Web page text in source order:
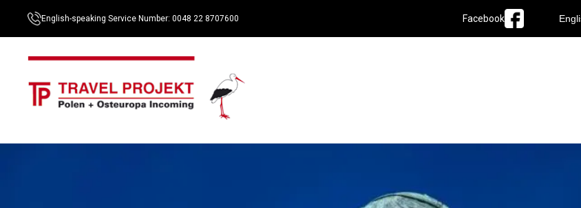
English-speaking Service Number: 0048 22 8707600 Facebook